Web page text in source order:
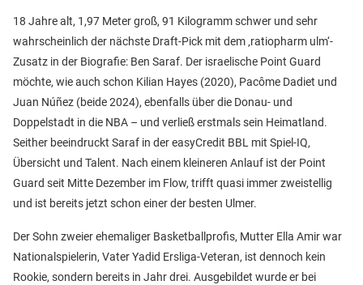
18 Jahre alt, 1,97 Meter groß, 91 Kilogramm schwer und sehr
wahrscheinlich der nächste Draft-Pick mit dem ‚ratiopharm ulm‘-
Zusatz in der Biografie: Ben Saraf. Der israelische Point Guard
möchte, wie auch schon Kilian Hayes (2020), Pacôme Dadiet und
Juan Núñez (beide 2024), ebenfalls über die Donau- und
Doppelstadt in die NBA – und verließ erstmals sein Heimatland.
Seither beeindruckt Saraf in der easyCredit BBL mit Spiel-IQ,
Übersicht und Talent. Nach einem kleineren Anlauf ist der Point
Guard seit Mitte Dezember im Flow, trifft quasi immer zweistellig
und ist bereits jetzt schon einer der besten Ulmer.
Der Sohn zweier ehemaliger Basketballprofis, Mutter Ella Amir war
Nationalspielerin, Vater Yadid Ersliga-Veteran, ist dennoch kein
Rookie, sondern bereits in Jahr drei. Ausgebildet wurde er bei